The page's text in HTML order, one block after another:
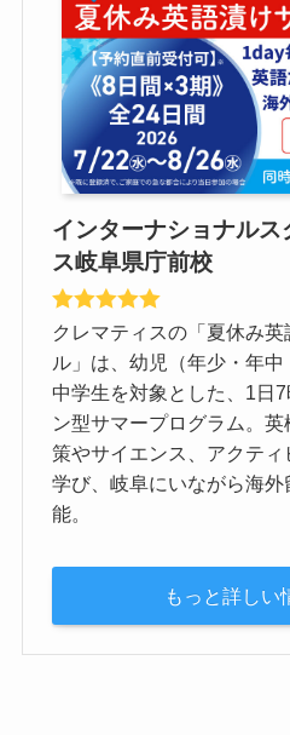
インターナショナルス
ス岐阜県庁前校
クレマティスの「夏休み
ル」は、幼児（年少・年中
中学生を対象とした、1日
ン型サマープログラム。
策やサイエンス、アクテ
学び、岐阜にいながら海
能。
もっと詳しい